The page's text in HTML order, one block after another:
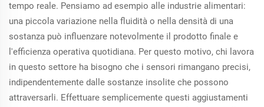
tempo reale. Pensiamo ad esempio alle industrie alimentari:
una piccola variazione nella fluidità o nella densità di una
sostanza può influenzare notevolmente il prodotto finale e
l'efficienza operativa quotidiana. Per questo motivo, chi lavora
in questo settore ha bisogno che i sensori rimangano precisi,
indipendentemente dalle sostanze insolite che possono
attraversarli. Effettuare semplicemente questi aggiustamenti